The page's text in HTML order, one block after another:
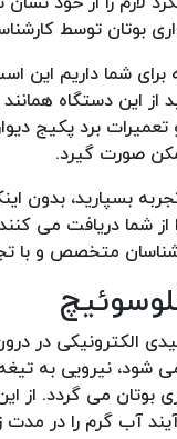
بوتان توسط
شما داریم این
از این دستگاه
تعمیرات برد پکیج
صورت گیرد.
بسپارید، بدون
از شما دریافت می
متخصص و با
الکترونیکی
نیرویی به
می گردد. از
آب گرم را در